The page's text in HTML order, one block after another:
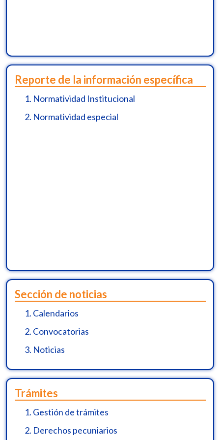
Reporte de la información específica
1. Normatividad Institucional
2. Normatividad especial
Sección de noticias
1. Calendarios
2. Convocatorias
3. Noticias
Trámites
1. Gestión de trámites
2. Derechos pecuniarios